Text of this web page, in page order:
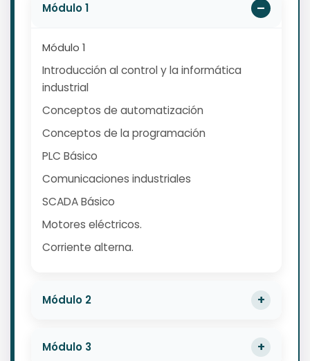
Módulo 1
Módulo 1
Introducción al control y la informática
industrial
Conceptos de automatización
Conceptos de la programación
PLC Básico
Comunicaciones industriales
SCADA Básico
Motores eléctricos.
Corriente alterna.
Módulo 2
Módulo 3